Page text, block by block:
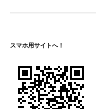
ョ
ン
スマホ用サイトへ！